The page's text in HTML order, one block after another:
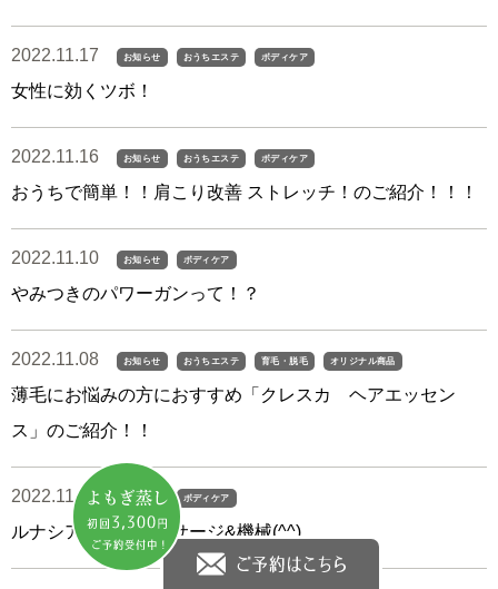
2022.11.17 お知らせ おうちエステ ボディケア
女性に効くツボ！
2022.11.16 お知らせ おうちエステ ボディケア
おうちで簡単！！肩こり改善 ストレッチ！のご紹介！！！
2022.11.10 お知らせ ボディケア
やみつきのパワーガンって！？
2022.11.08 お知らせ おうちエステ 育毛・脱毛 オリジナル商品
薄毛にお悩みの方におすすめ「クレスカ ヘアエッセン
ス」のご紹介！！
2022.11.04 お知らせ ボディケア
ルナシアの痩身マッサージ&機械(^^)